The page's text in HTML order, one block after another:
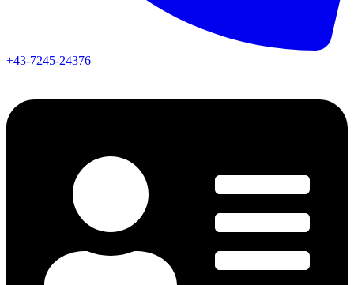
+43-7245-24376